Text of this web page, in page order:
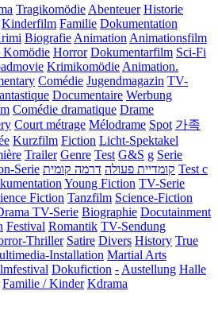
Tragikomödie Abenteuer Historie
Kinderfilm Familie Dokumentation
Biografie Animation Animationsfilm
Komödie Horror Dokumentarfilm Sci-Fi
Krimikomödie Animation.
Comédie Jugendmagazin TV-
Documentaire Werbung
Comédie dramatique Drame
Court métrage Mélodrame Spot 가족
Kurzfilm Fiction Licht-Spektakel
Trailer Genre Test G&S g Serie
Serie קומדיית פעולה דרמה קומית
Test c
Young Fiction TV-Serie
Fiction Tanzfilm Science-Fiction
TV-Serie Biographie Docutainment
Festival Romantik TV-Sendung
Thriller Satire Divers History True
Installation Martial Arts
Dokufiction - Austellung Halle
Familie / Kinder Kdrama